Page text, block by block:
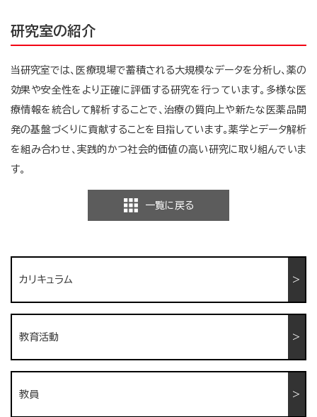
研究室の紹介
当研究室では、医療現場で蓄積される大規模なデータを分析し、薬の
効果や安全性をより正確に評価する研究を行っています。多様な医
療情報を統合して解析することで、治療の質向上や新たな医薬品開
発の基盤づくりに貢献することを目指しています。薬学とデータ解析
を組み合わせ、実践的かつ社会的価値の高い研究に取り組んでいま
す。
一覧に戻る
カリキュラム
教育活動
教員